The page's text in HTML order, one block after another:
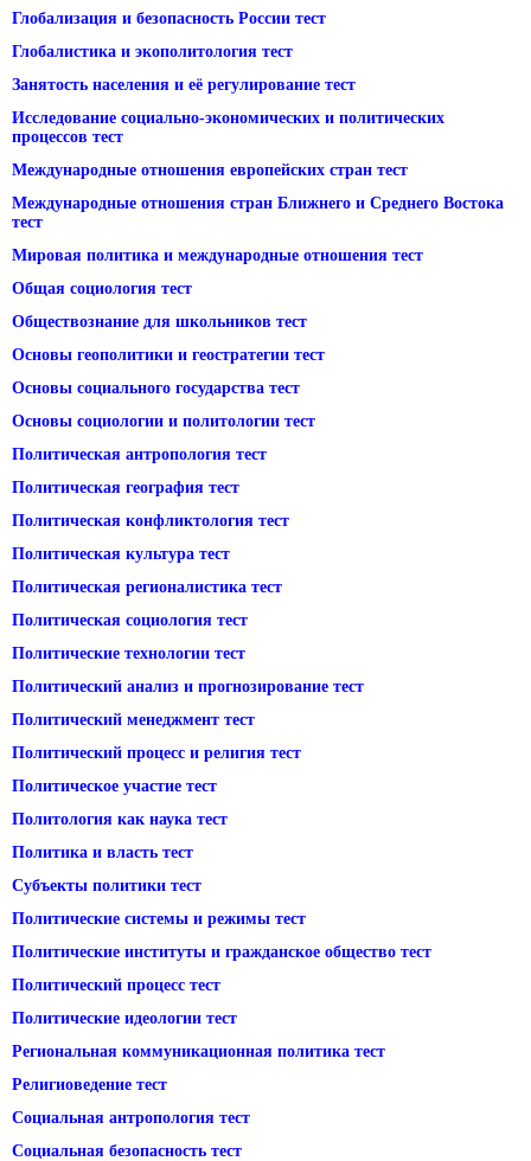
Глобализация и безопасность России тест
Глобалистика и экополитология тест
Занятость населения и её регулирование тест
Исследование социально-экономических и политических
процессов тест
Международные отношения европейских стран тест
Международные отношения стран Ближнего и Среднего Востока
тест
Мировая политика и международные отношения тест
Общая социология тест
Обществознание для школьников тест
Основы геополитики и геостратегии тест
Основы социального государства тест
Основы социологии и политологии тест
Политическая антропология тест
Политическая география тест
Политическая конфликтология тест
Политическая культура тест
Политическая регионалистика тест
Политическая социология тест
Политические технологии тест
Политический анализ и прогнозирование тест
Политический менеджмент тест
Политический процесс и религия тест
Политическое участие тест
Политология как наука тест
Политика и власть тест
Субъекты политики тест
Политические системы и режимы тест
Политические институты и гражданское общество тест
Политический процесс тест
Политические идеологии тест
Региональная коммуникационная политика тест
Религиоведение тест
Социальная антропология тест
Социальная безопасность тест